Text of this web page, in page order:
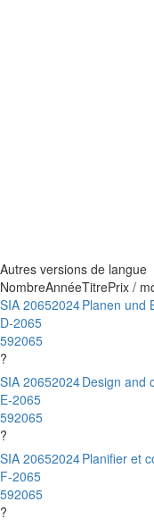
Autres versions de langue
NombreAnnéeTitrePrix /
SIA 2065
D-2065
592065
?
2024Planen und
SIA 2065
E-2065
592065
?
2024Design and
SIA 2065
F-2065
592065
?
2024Planifier et